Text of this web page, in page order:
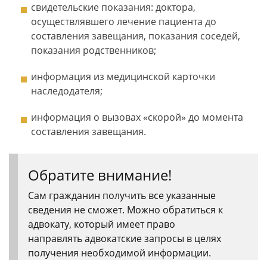
свидетельские показания: доктора,
осуществлявшего лечение пациента до
составления завещания, показания соседей,
показания родственников;
информация из медицинской карточки
наследодателя;
информация о вызовах «скорой» до момента
составления завещания.
Обратите внимание!
Сам гражданин получить все указанные
сведения не сможет. Можно обратиться к
адвокату, который имеет право
направлять адвокатские запросы в целях
получения необходимой информации.